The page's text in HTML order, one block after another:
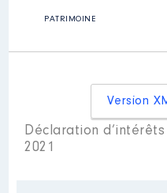
PATRIMOINE
Version
Déclaration
2021